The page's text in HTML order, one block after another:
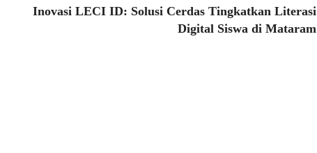
Inovasi LECI ID: Solusi Cerdas Tingkatkan Literasi
Digital Siswa di Mataram